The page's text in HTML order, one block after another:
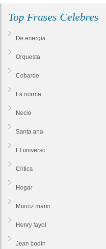
Top Frases Celebres
De energia
Orquesta
Cobarde
La norma
Necio
Santa ana
El universo
Critica
Hogar
Munoz marin
Henry fayol
Jean bodin